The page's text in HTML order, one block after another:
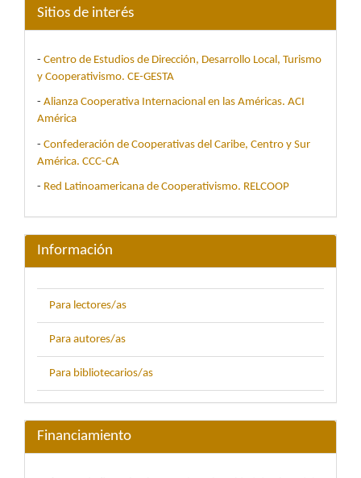
Sitios de interés
- Centro de Estudios de Dirección, Desarrollo Local, Turismo
y Cooperativismo. CE-GESTA
- Alianza Cooperativa Internacional en las Américas. ACI
América
- Confederación de Cooperativas del Caribe, Centro y Sur
América. CCC-CA
- Red Latinoamericana de Cooperativismo. RELCOOP
Información
Para lectores/as
Para autores/as
Para bibliotecarios/as
Financiamiento